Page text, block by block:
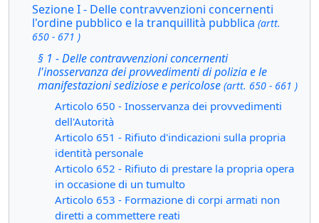
Sezione I - Delle contravvenzioni concernenti
l'ordine pubblico e la tranquillità pubblica (artt.
650 - 671 )
§ 1 - Delle contravvenzioni concernenti
l'inosservanza dei provvedimenti di polizia e le
manifestazioni sediziose e pericolose (artt. 650 - 661 )
Articolo 650 - Inosservanza dei provvedimenti
dell'Autorità
Articolo 651 - Rifiuto d'indicazioni sulla propria
identità personale
Articolo 652 - Rifiuto di prestare la propria opera
in occasione di un tumulto
Articolo 653 - Formazione di corpi armati non
diretti a commettere reati